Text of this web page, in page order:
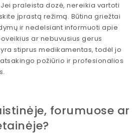
praleista dozė, nereikia vartoti
įprastą režimą. Būtina griežtai
ir nedelsiant informuoti apie
ar nebuvusius gerus
stiprus medikamentas, todėl jo
požiūrio ir profesionalios
forumuose ar